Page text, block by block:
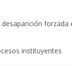
forzada
instituyentes